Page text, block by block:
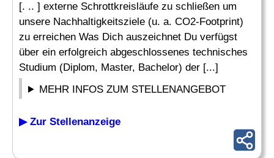
[. .. ] externe Schrottkreisläufe zu schließen um
unsere Nachhaltigkeitsziele (u. a. CO2-Footprint)
zu erreichen Was Dich auszeichnet Du verfügst
über ein erfolgreich abgeschlossenes technisches
Studium (Diplom, Master, Bachelor) der [...]
MEHR INFOS ZUM STELLENANGEBOT
▶ Zur Stellenanzeige